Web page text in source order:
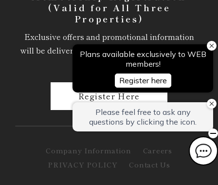
(Valid for All Three
Properties)
Exclusive offers and promotional information
will be delivered via email, available only to our
members.
Register Here
Company Information
Careers
PRIVACY POLICY
Contact Us